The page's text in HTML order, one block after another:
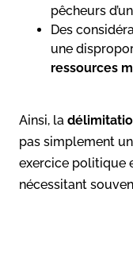
pêcheurs
Des
une
ressources
Ainsi, la
pas simplement
exercice politique
nécessitant